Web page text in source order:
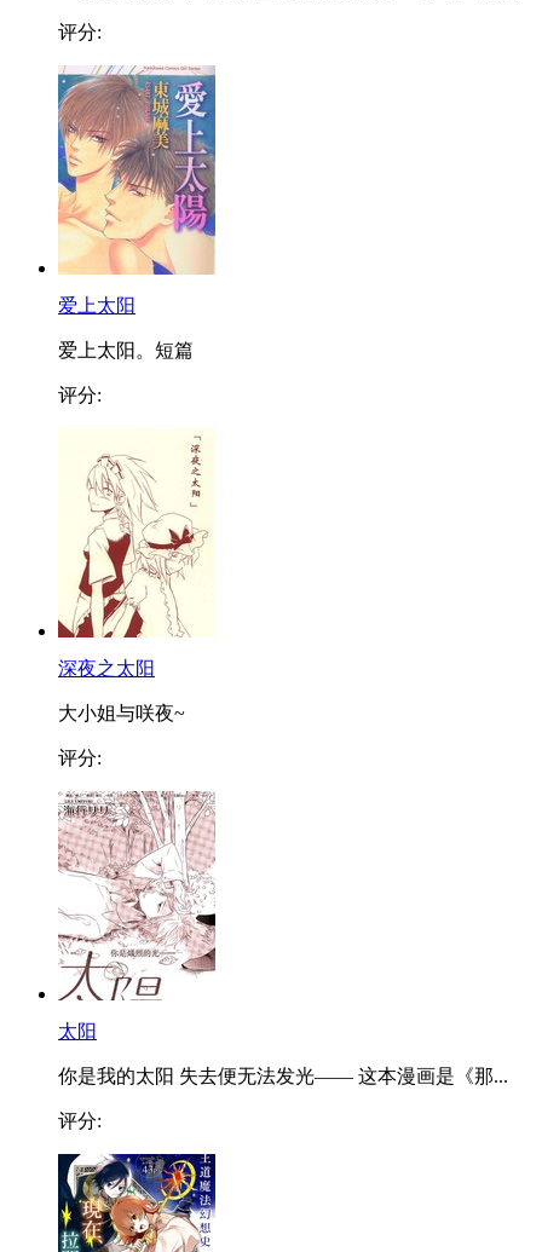
评分:
爱上太阳
爱上太阳。短篇
评分:
深夜之太阳
大小姐与咲夜~
评分:
太阳
你是我的太阳 失去便无法发光—— 这本漫画是《那...
评分: